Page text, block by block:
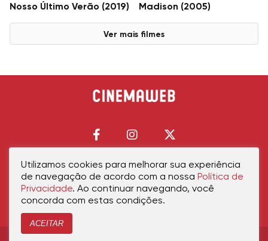
Nosso Último Verão (2019) Madison (2005)
Ver mais filmes
Início Política de Privacidade Política de Cookies Contato
Utilizamos cookies para melhorar sua experiência
de navegação de acordo com a nossa Política de
Privacidade. Ao continuar navegando, você
concorda com estas condições.
ACEITAR